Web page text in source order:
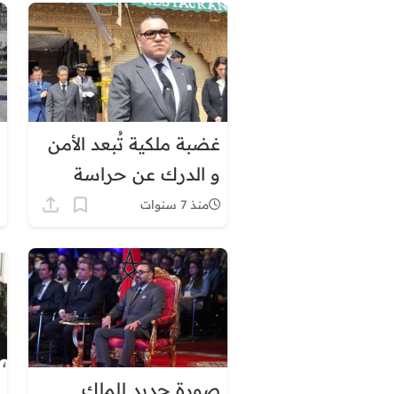
غضبة ملكية تُبعد الأمن
و الدرك عن حراسة
القصور !
منذ 7 سنوات
صورة جديد للملك